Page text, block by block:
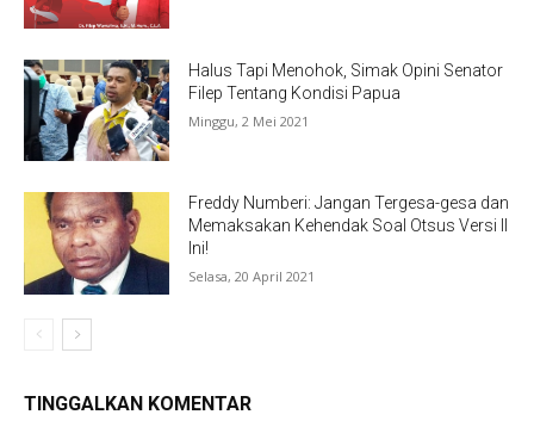
Halus Tapi Menohok, Simak Opini Senator
Filep Tentang Kondisi Papua
Minggu, 2 Mei 2021
Freddy Numberi: Jangan Tergesa-gesa dan
Memaksakan Kehendak Soal Otsus Versi II
Ini!
Selasa, 20 April 2021
TINGGALKAN KOMENTAR